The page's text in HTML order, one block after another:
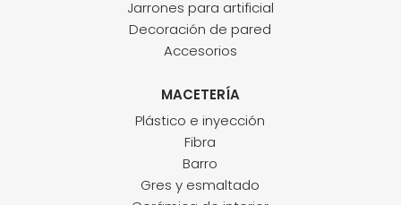
Jarrones para artificial
Decoración de pared
Accesorios
MACETERÍA
Plástico e inyección
Fibra
Barro
Gres y esmaltado